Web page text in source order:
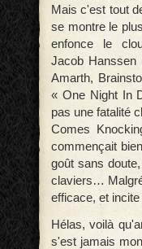
Mais c'est tout
se montre le
enfonce le
Jacob Hanssen
Amarth,
« One Night In
pas une fatalité
Comes
commençait bien
goût sans
claviers…
efficace, et incite
Hélas, voilà
s'est jamais